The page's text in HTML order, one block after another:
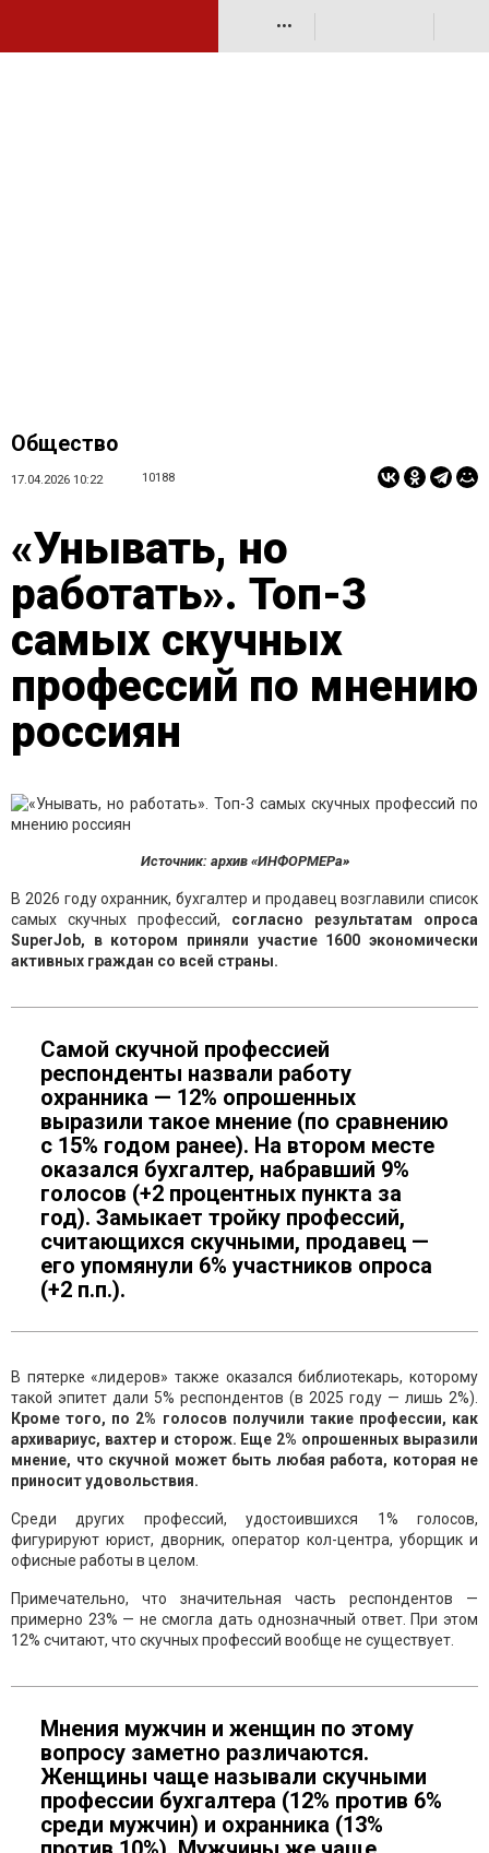
•••
Общество
17.04.2026 10:22 10188
«Унывать, но
работать». Топ-3
самых скучных
профессий по мнению
россиян
Источник: архив «ИНФОРМЕРа»
В 2026 году охранник, бухгалтер и продавец возглавили список
самых скучных профессий, согласно результатам опроса
SuperJob, в котором приняли участие 1600 экономически
активных граждан со всей страны.
Самой скучной профессией
респонденты назвали работу
охранника — 12% опрошенных
выразили такое мнение (по сравнению
с 15% годом ранее). На втором месте
оказался бухгалтер, набравший 9%
голосов (+2 процентных пункта за
год). Замыкает тройку профессий,
считающихся скучными, продавец —
его упомянули 6% участников опроса
(+2 п.п.).
В пятерке «лидеров» также оказался библиотекарь, которому
такой эпитет дали 5% респондентов (в 2025 году — лишь 2%).
Кроме того, по 2% голосов получили такие профессии, как
архивариус, вахтер и сторож. Еще 2% опрошенных выразили
мнение, что скучной может быть любая работа, которая не
приносит удовольствия.
Среди других профессий, удостоившихся 1% голосов,
фигурируют юрист, дворник, оператор кол-центра, уборщик и
офисные работы в целом.
Примечательно, что значительная часть респондентов —
примерно 23% — не смогла дать однозначный ответ. При этом
12% считают, что скучных профессий вообще не существует.
Мнения мужчин и женщин по этому
вопросу заметно различаются.
Женщины чаще называли скучными
профессии бухгалтера (12% против 6%
среди мужчин) и охранника (13%